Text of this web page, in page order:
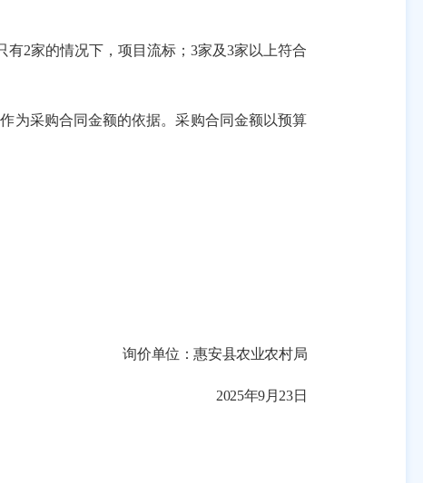
有2家的情况下，项目流标；3家及3家以上符合
。
为采购合同金额的依据。采购合同金额以预算
询价单位：惠安县农业农村局
2025年9月23日